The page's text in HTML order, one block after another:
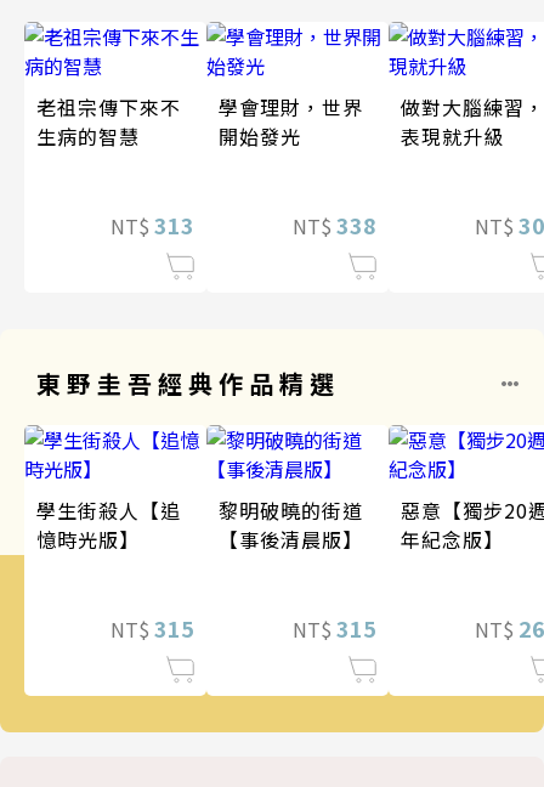
老祖宗傳下來不
生病的智慧
NT$ 313
學會理財，世界
開始發光
NT$ 338
做對大腦練習，
表現就升級
NT$
東野圭吾經典作品精選
學生街殺人【追
憶時光版】
NT$ 315
黎明破曉的街道
【事後清晨版】
NT$ 315
惡意【獨步20
年紀念版】
NT$